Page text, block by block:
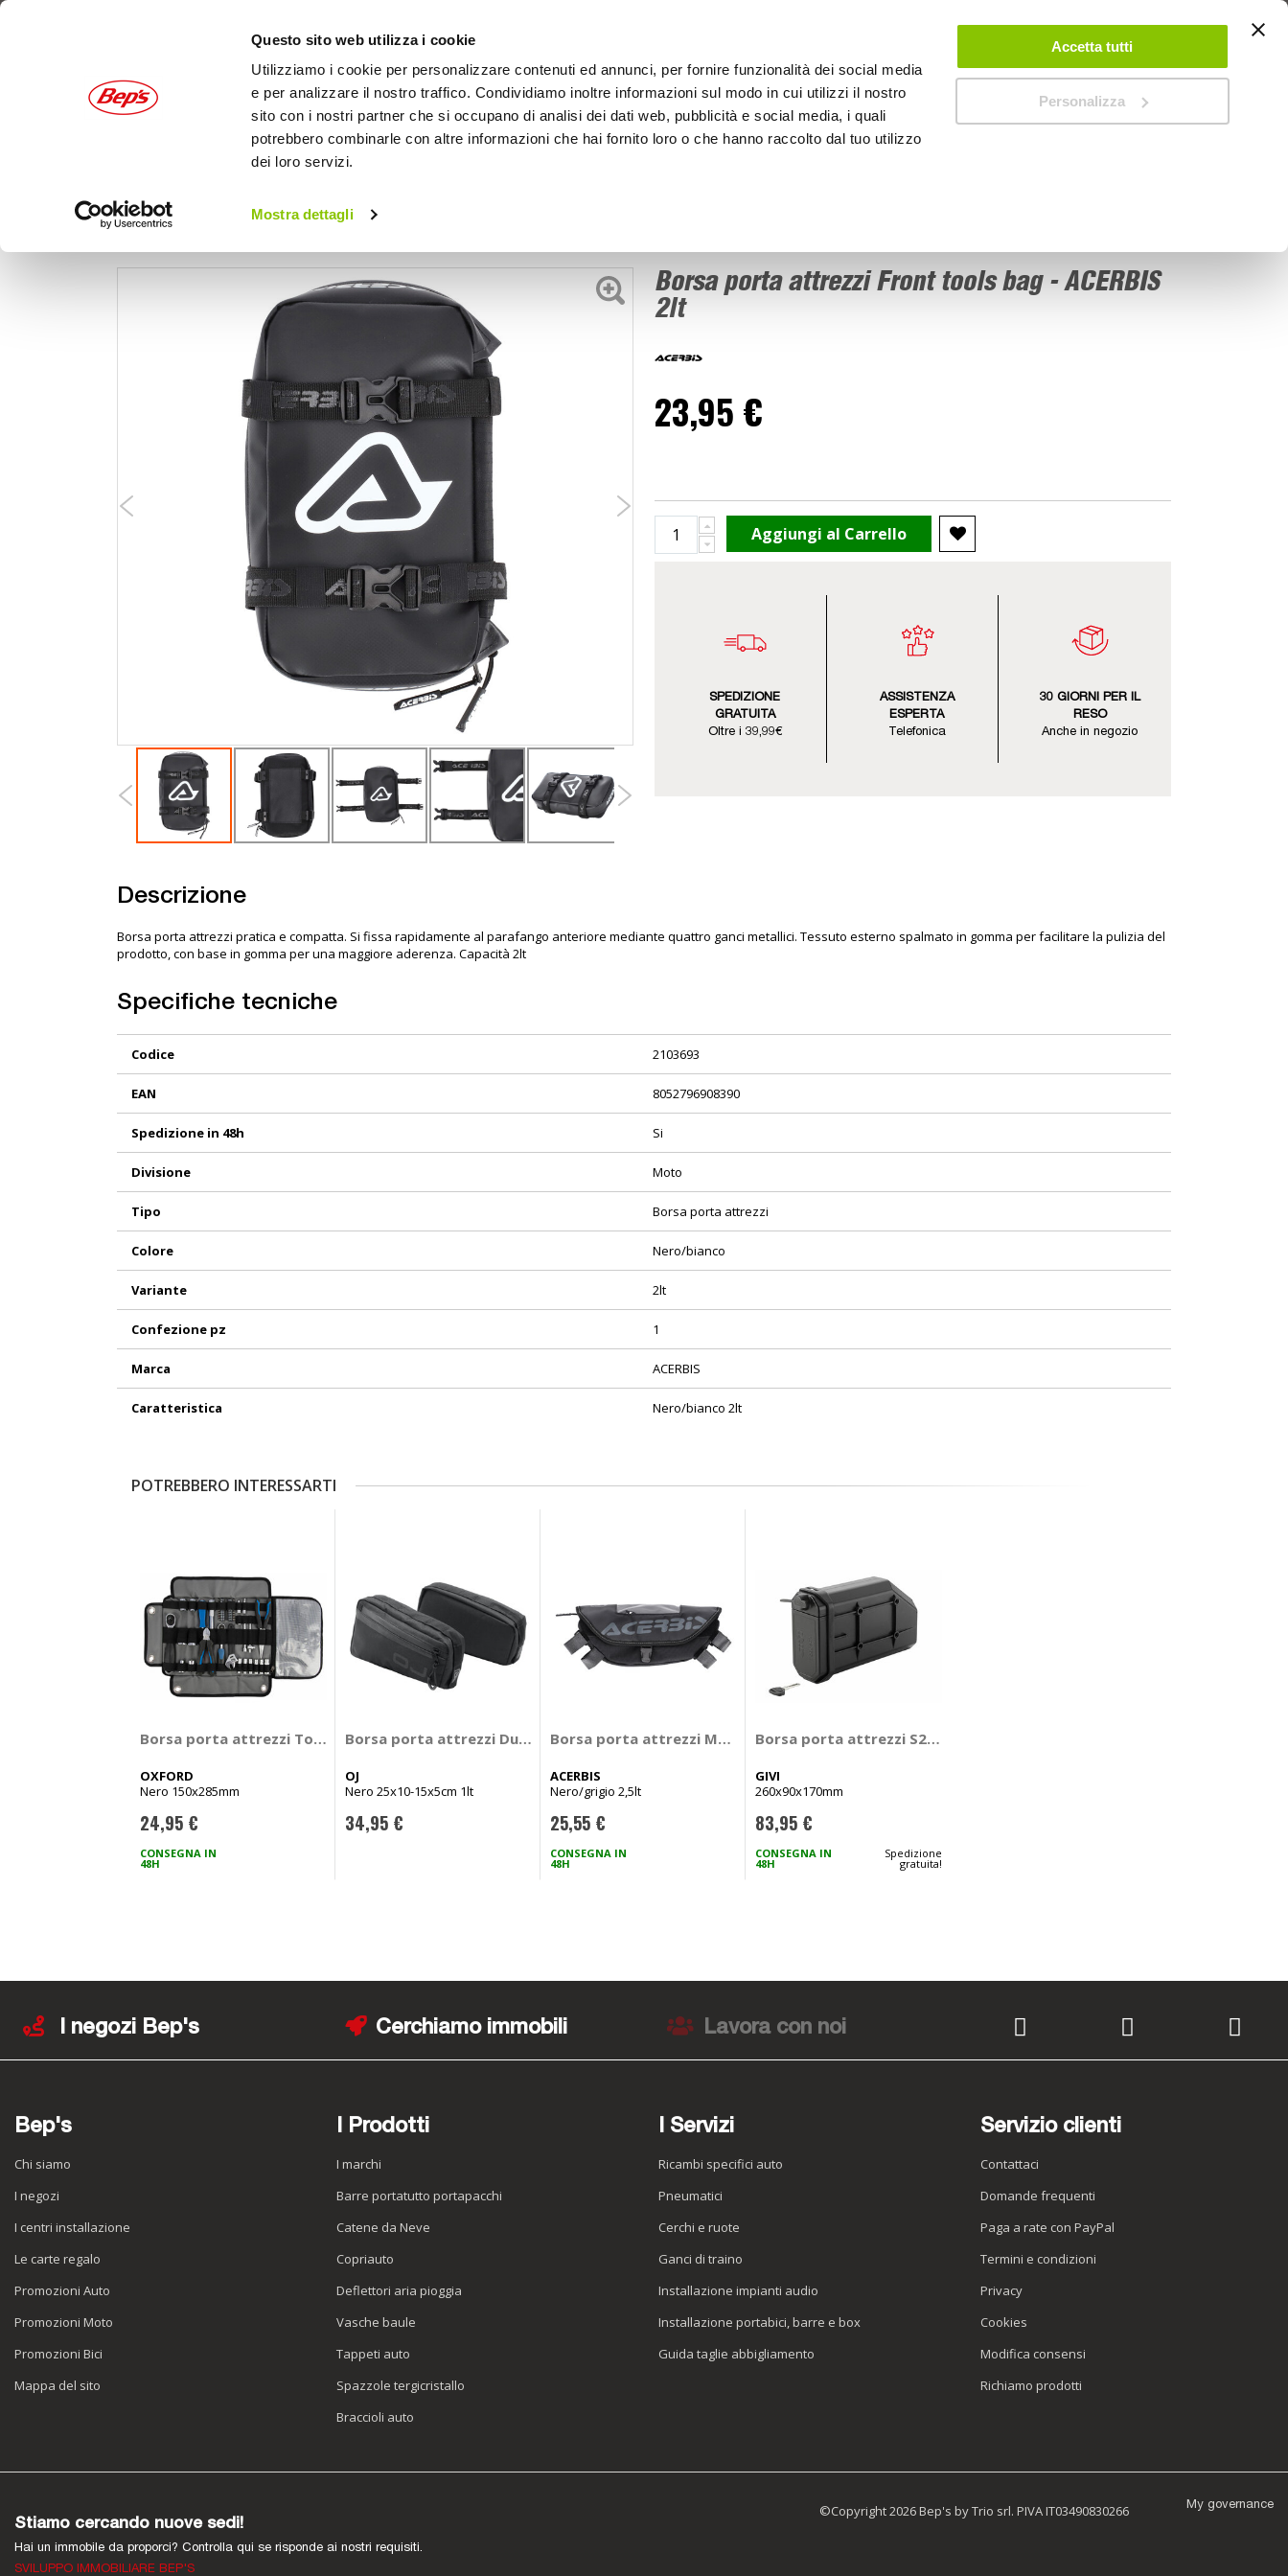
Questo sito web utilizza i cookie
Utilizziamo i cookie per personalizzare contenuti ed annunci, per fornire funzionalità dei social media
e per analizzare il nostro traffico. Condividiamo inoltre informazioni sul modo in cui utilizzi il nostro
sito con i nostri partner che si occupano di analisi dei dati web, pubblicità e social media, i quali
potrebbero combinarle con altre informazioni che hai fornito loro o che hanno raccolto dal tuo utilizzo
dei loro servizi.
Mostra dettagli
Accetta tutti
Personalizza
CONTATTACI NEGOZI IL MIO NEGOZIO
Borsa porta attrezzi Front tools bag - ACERBIS
2lt
23,95 €
Aggiungi al Carrello
SPEDIZIONE
GRATUITA
Oltre i 39,99€
ASSISTENZA
ESPERTA
Telefonica
30 GIORNI PER IL
RESO
Anche in negozio
Descrizione
Borsa porta attrezzi pratica e compatta. Si fissa rapidamente al parafango anteriore mediante quattro ganci metallici. Tessuto esterno spalmato in gomma per facilitare la pulizia del
prodotto, con base in gomma per una maggiore aderenza. Capacità 2lt
Specifiche tecniche
Informazioni
Codice 2103693
EAN 8052796908390
Spedizione in 48h Si
Divisione Moto
Tipo Borsa porta attrezzi
Colore Nero/bianco
Variante 2lt
Confezione pz 1
Marca ACERBIS
Caratteristica Nero/bianco 2lt
POTREBBERO INTERESSARTI
Borsa porta attrezzi Toolstash - OXFORD
OXFORD
Nero 150x285mm
24,95 €
CONSEGNA IN
48H
Borsa porta attrezzi Dual bags - OJ
OJ
Nero 25x10-15x5cm 1lt
34,95 €
Borsa porta attrezzi Manubag Tool Bag - ACERBIS
ACERBIS
Nero/grigio 2,5lt
25,55 €
CONSEGNA IN
48H
Borsa porta attrezzi S250 - GIVI
GIVI
260x90x170mm
83,95 €
CONSEGNA IN
48H
Spedizione
gratuita!
I negozi Bep's Cerchiamo immobili Lavora con noi
Bep's
Chi siamo
I negozi
I centri installazione
Le carte regalo
Promozioni Auto
Promozioni Moto
Promozioni Bici
Mappa del sito
I Prodotti
I marchi
Barre portatutto portapacchi
Catene da Neve
Copriauto
Deflettori aria pioggia
Vasche baule
Tappeti auto
Spazzole tergicristallo
Braccioli auto
I Servizi
Ricambi specifici auto
Pneumatici
Cerchi e ruote
Ganci di traino
Installazione impianti audio
Installazione portabici, barre e box
Guida taglie abbigliamento
Servizio clienti
Contattaci
Domande frequenti
Paga a rate con PayPal
Termini e condizioni
Privacy
Cookies
Modifica consensi
Richiamo prodotti
Stiamo cercando nuove sedi!
Hai un immobile da proporci? Controlla qui se risponde ai nostri requisiti.
SVILUPPO IMMOBILIARE BEP'S
My governance
©Copyright 2026 Bep's by Trio srl. PIVA IT03490830266